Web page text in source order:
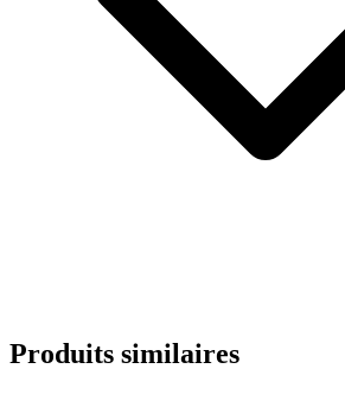
Produits similaires